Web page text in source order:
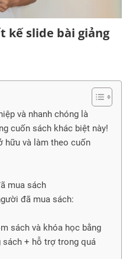
kế slide bài giảng
và nhanh chóng là
cuốn sách khác biệt này!
hữu và làm theo cuốn
mua sách
đã mua sách:
sách và khóa học bằng
sách + hỗ trợ trong quá